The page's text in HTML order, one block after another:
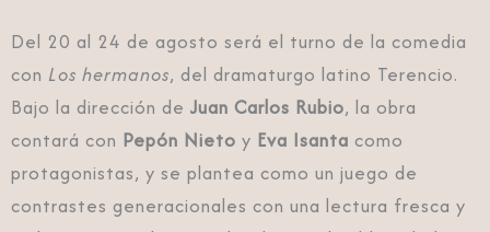
Del 20 al 24 de agosto será el turno de la comedia
con Los hermanos, del dramaturgo latino Terencio.
Bajo la dirección de Juan Carlos Rubio, la obra
contará con Pepón Nieto y Eva Isanta como
protagonistas, y se plantea como un juego de
contrastes generacionales con una lectura fresca y